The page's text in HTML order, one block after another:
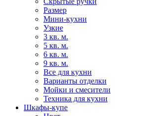
Размер
Мини-кухни
Узкие
3 кв. м.
5 кв. м.
6 кв. м.
9 кв. м.
Все для кухни
Варианты отделки
Мойки и смесители
Техника для кухни
Шкафы-купе